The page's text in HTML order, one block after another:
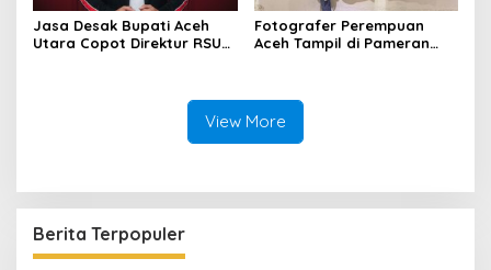
Jasa Desak Bupati Aceh
Utara Copot Direktur RSUD
Fotografer Perempuan
Aceh Tampil di Pameran
View More
Berita Terpopuler